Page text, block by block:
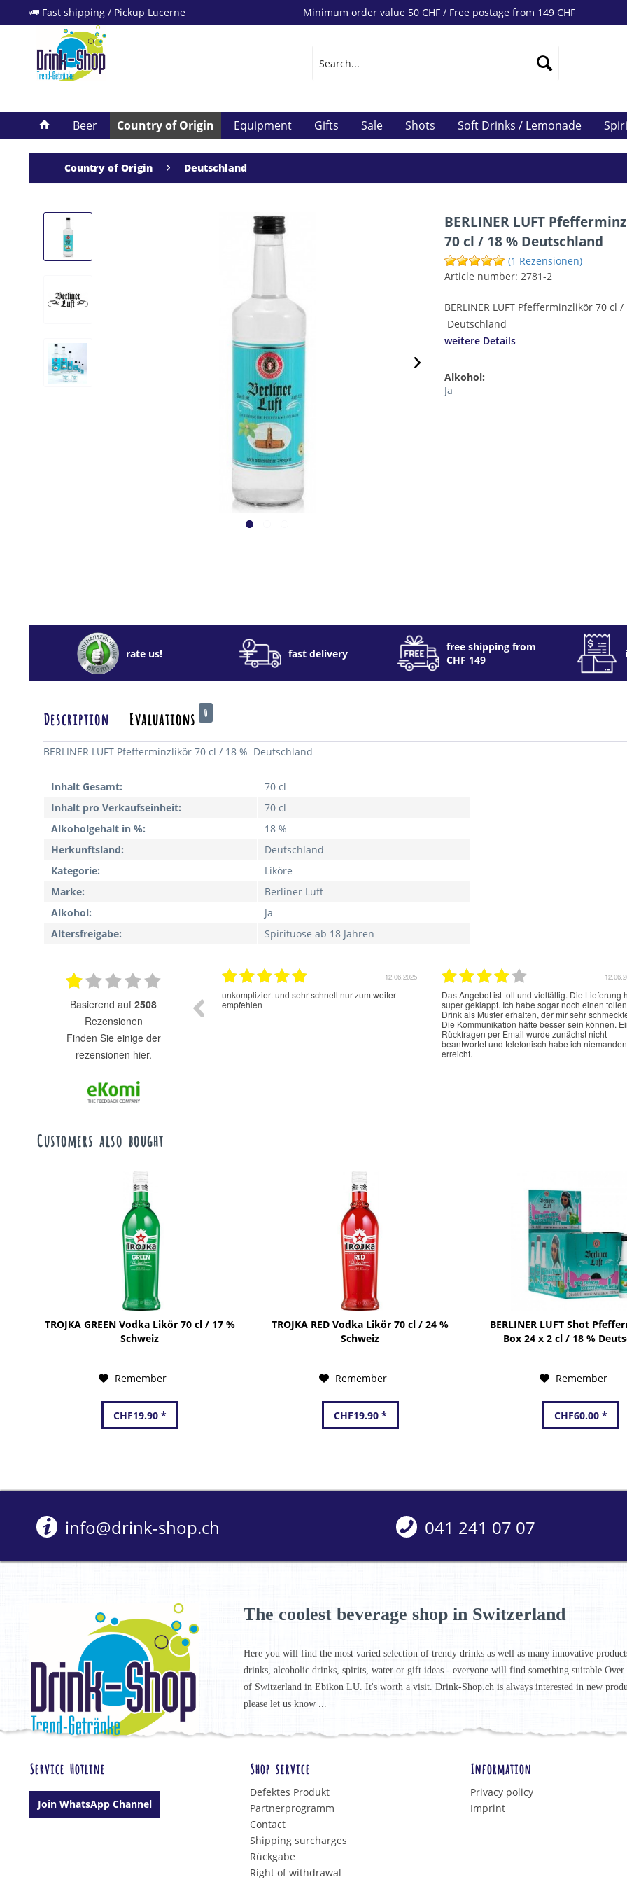
Fast shipping / Pickup Lucerne Minimum order value 50 CHF / Free postage from 149 CHF
Beer Country of Origin Equipment Gifts Sale Shots Soft Drinks / Lemonade
Country of Origin Deutschland
BERLINER LUFT
70 cl / 18 % Deutschland
(1 Rezensionen)
Article number:2781-2
BERLINER LUFT Pfefferminzlikör 70 cl /
Deutschland
weitere Details
Alkohol:
Ja
rate us! fast delivery
free shipping from
CHF 149
Description Evaluations 0
BERLINER LUFT Pfefferminzlikör 70 cl / 18 % Deutschland
Inhalt Gesamt:
70 cl
Inhalt pro Verkaufseinheit:
70 cl
Alkoholgehalt in %:
18 %
Herkunftsland:
Deutschland
Kategorie:
Liköre
Marke:
Berliner Luft
Alkohol:
Ja
Altersfreigabe:
Spirituose ab 18 Jahren
basierend auf 2508
Rezensionen
finden Sie einige der
rezensionen hier.
Geschmack. Super das er ohne Zucker und
12.06.2025
unkompliziert und sehr schnell nur zum weiter
empfehlen
Das Angebot ist toll und vielfältig. Die Lieferung
super geklappt. Ich habe sogar noch einen tollen
Drink als Muster erhalten, der mir sehr
Die Kommunikation hätte besser sein können.
Rückfragen per Email wurde zunächst nicht
beantwortet und telefonisch habe ich niemanden
erreicht.
Customers also bought
TROJKA GREEN Vodka Likör 70 cl / 17 %
Schweiz
Remember
CHF19.90 *
TROJKA RED Vodka Likör 70 cl / 24 %
Schweiz
Remember
CHF19.90 *
BERLINER LUFT Shot
Box 24 x 2 cl / 18 %
Remember
CHF60.00 *
info@drink-shop.ch 041 241 07 07
The coolest beverage shop in Switzerland
Here you will find the most varied selection of trendy drinks as well as many innovative
drinks, alcoholic drinks, spirits, water or gift ideas - everyone will find something suitable
of Switzerland in Ebikon LU. It's worth a visit. Drink-Shop.ch is always interested in new
please let us know ...
Service Hotline
Join WhatsApp Channel
Shop service
Defektes Produkt
Partnerprogramm
Contact
Shipping surcharges
Rückgabe
Right of withdrawal
Information
Privacy policy
Imprint